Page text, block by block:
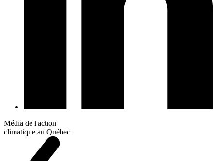
Média de l'action
climatique au Québec